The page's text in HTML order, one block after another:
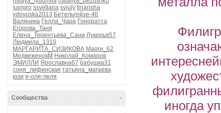
sangro ssvetlana svjuly tinarisha
vdovuska2013 Бетельгейзе-46
Валяника Гелла_Чара Гоноратта
Егорова_Таня
Елена_Терентьева_Сани Лукерья57
Людмила_1310
МАРГАРИТА_СИЗИКОВА Марги_62
МедвеженокМ Николай_Комаров
ЭМИЛЛИ Ярославна67 бабушка31
соня_лифинская татьяна_магаева
юзи я-оля-леля
-
Сообщества
иногда